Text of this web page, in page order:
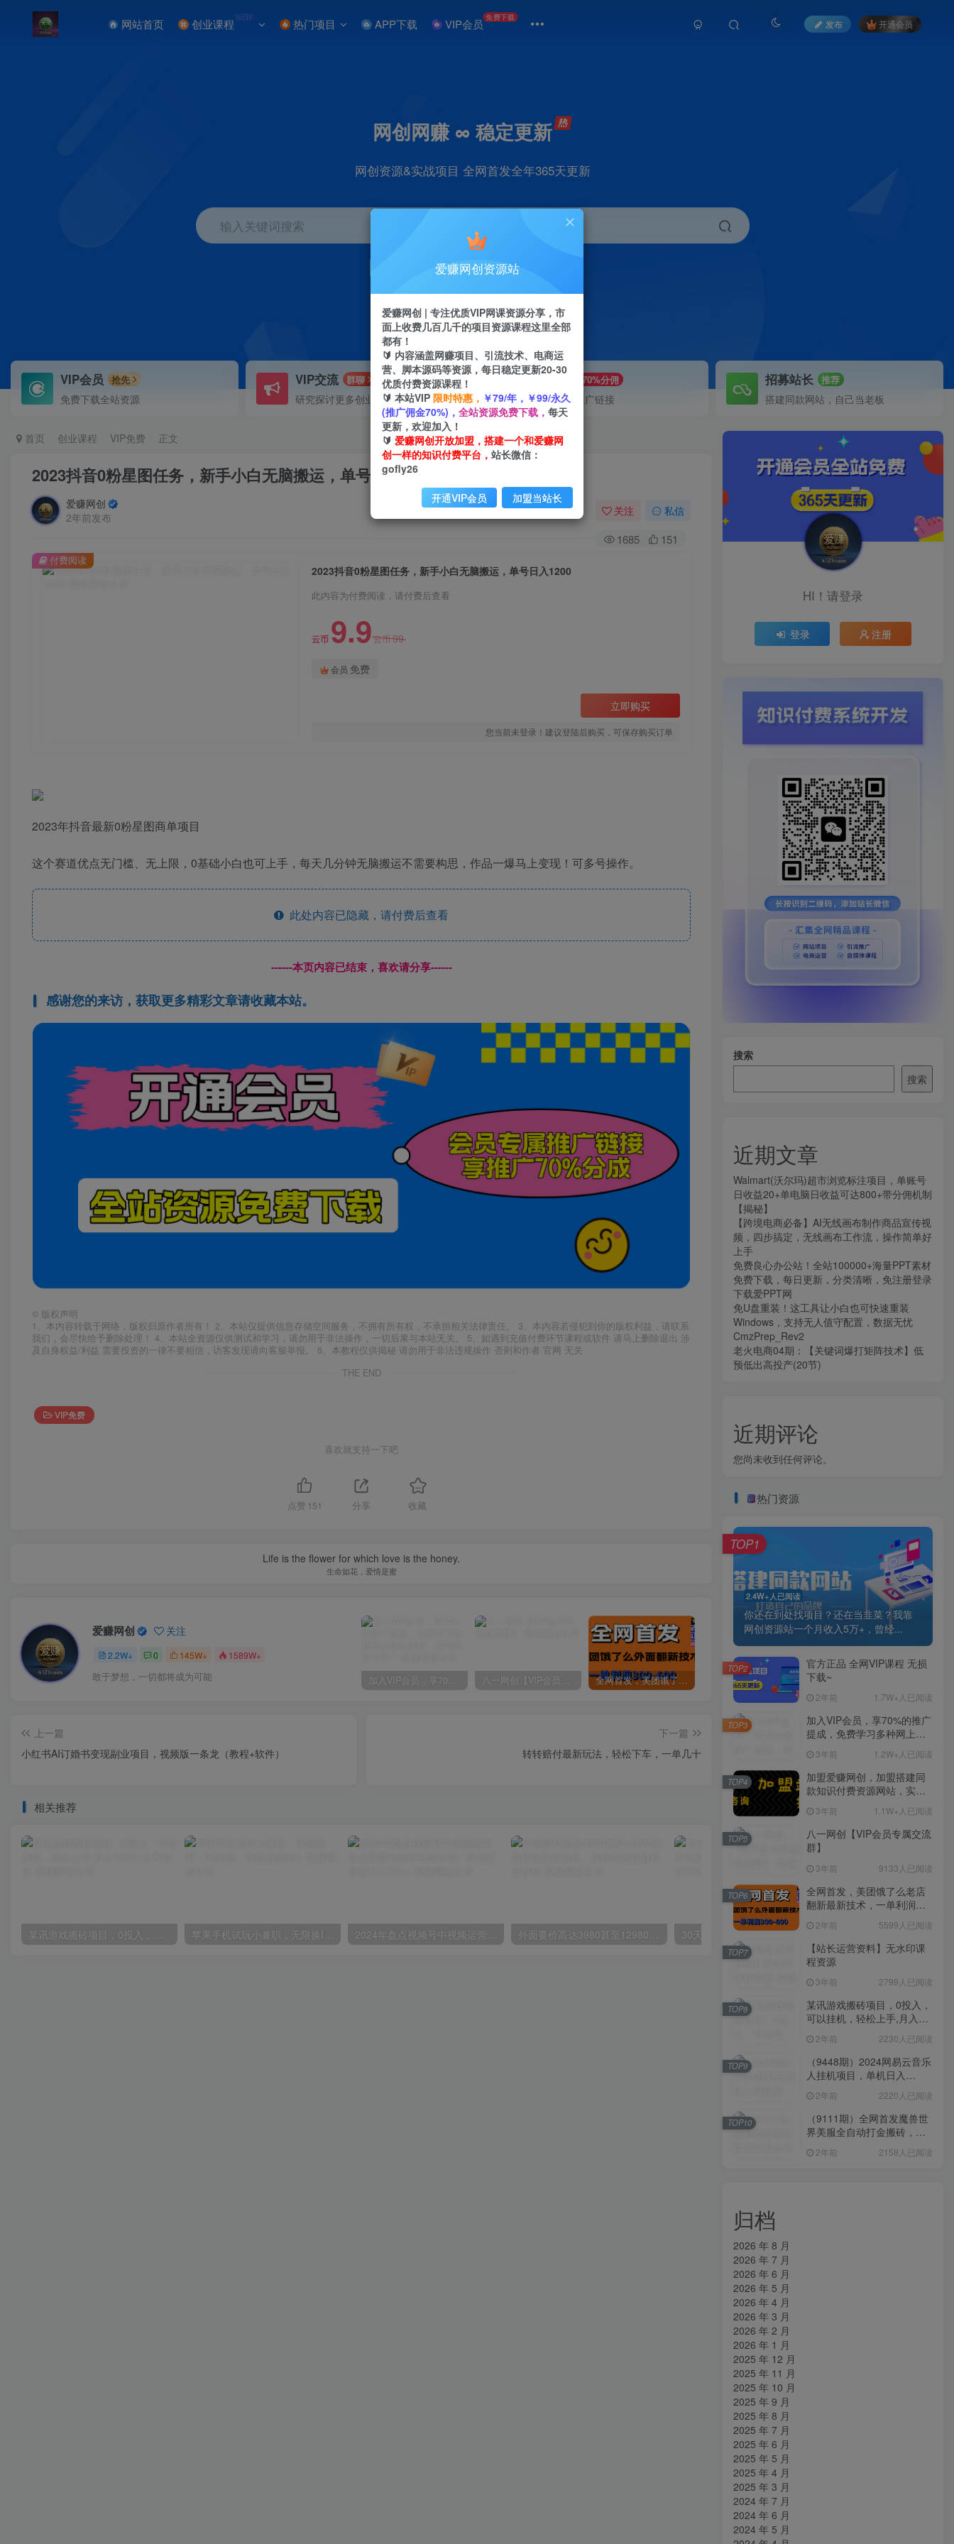
网站首页 创业课程 NEW 热门项目 APP下载 VIP会员 免费下载
发布 开通会员
网创网赚 ∞ 稳定更新
网创资源&实战项目 全网首发全年365天更新
输入关键词搜索
直播 剪辑 小红书
VIP会员 抢先
免费下载全站资源
VIP交流 群聊
研究探讨更多创业项目路子。
VIP推广 70%分佣
会员专属推广链接
招募站长 推荐
搭建同款网站，自己当老板
首页 创业课程 VIP免费 正文
2023抖音0粉星图任务，新手小白无脑搬运，单号日入1200
爱赚网创
2年前发布
关注 私信
1685 151
2023抖音0粉星图任务，新手小白无脑搬运，单号日入1200
此内容为付费阅读，请付费后查看
云币 9.9云币99
会员 免费
立即购买
您当前未登录！建议登陆后购买，可保存购买订单
付费阅读
2023年抖音最新0粉星图商单项目
这个赛道优点无门槛、无上限，0基础小白也可上手，每天几分钟无脑搬运不需要构思，作品一爆马上变现！可多号操作。
此处内容已隐藏，请付费后查看
------本页内容已结束，喜欢请分享------
感谢您的来访，获取更多精彩文章请收藏本站。
© 版权声明
1、本内容转载于网络，版权归原作者所有！ 2、本站仅提供信息存储空间服务，不拥有所有权，不承担相关法律责任。 3、本内容若侵犯到你的版权利益，请联系
我们，会尽快给予删除处理！ 4、本站全资源仅供测试和学习，请勿用于非法操作，一切后果与本站无关。 5、如遇到充值付费环节课程或软件 请马上删除退出 涉
及自身权益/利益 需要投资的一律不要相信，访客发现请向客服举报。 6、本教程仅供揭秘 请勿用于非法违规操作 否则和作者 官网 无关
THE END
VIP免费
喜欢就支持一下吧
点赞 151 分享 收藏
Life is the flower for which love is the honey.
生命如花，爱情是蜜
爱赚网创 关注
2.2W+ 0 145W+ 1589W+
敢于梦想，一切都将成为可能 加入VIP会员，享70%的推广提成，免费学习多种网上创业课程，菜鸟秒变大神！ 八一网创【VIP会员专属交流群】 全网首发，美团饿了么老店翻新最新技术，一单利润300-600 某讯游戏搬砖项目，0投入，可以挂机，轻松上手,月入3000+上不封顶
上一篇
小红书AI订婚书变现副业项目，视频版一条龙（教程+软件）
下一篇
转转赔付最新玩法，轻松下车，一单几十
相关推荐
某讯游戏搬砖项目，0投入，可以挂机，轻松上手,月入3000+上不封顶 苹果手机试玩小兼职，无限换ID，0本0撸，单机日撸30+ 2024年盘点视频号中视频运营，盘点视频号创作分成计划，快速过原创日入300+ 外面要价高达3980甚至12980的货拉拉搬运项目，保姆式教程解析全过程
HI！请登录
登录 注册
搜索
搜索
近期文章
Walmart(沃尔玛)超市浏览标注项目，单账号
日收益20+单电脑日收益可达800+带分佣机制
【揭秘】
【跨境电商必备】AI无线画布制作商品宣传视
频，四步搞定，无线画布工作流，操作简单好
上手
免费良心办公站！全站100000+海量PPT素材
免费下载，每日更新，分类清晰，免注册登录
下载爱PPT网
免U盘重装！这工具让小白也可快速重装
Windows，支持无人值守配置，数据无忧
CmzPrep_Rev2
老火电商04期：【关键词爆打矩阵技术】低
预低出高投产(20节)
近期评论
您尚未收到任何评论。
热门资源
2.4W+人已阅读
你还在到处找项目？还在当韭菜？我靠
网创资源站一个月收入5万+，曾经...
TOP1
官方正品 全网VIP课程 无损
下载~
2年前 1.7W+人已阅读
TOP2
加入VIP会员，享70%的推广
提成，免费学习多种网上创
3年前 1.2W+人已阅读
TOP3
加盟爱赚网创，加盟搭建同
款知识付费资源网站，实现
3年前 1.1W+人已阅读
TOP4
八一网创【VIP会员专属交流
群】
3年前 9133人已阅读
TOP5
全网首发，美团饿了么老店
翻新最新技术，一单利润
2年前 5599人已阅读
TOP6
【站长运营资料】无水印课
程资源
3年前 2799人已阅读
TOP7
某讯游戏搬砖项目，0投入，
可以挂机，轻松上手,月入
2年前 2230人已阅读
TOP8
（9448期）2024网易云音乐
人挂机项目，单机日入
2年前 2220人已阅读
TOP9
（9111期）全网首发魔兽世
界美服全自动打金搬砖，日
姆级教学
2年前 2158人已阅读
TOP10
归档
2026 年 8 月
2026 年 7 月
2026 年 6 月
2026 年 5 月
2026 年 4 月
2026 年 3 月
2026 年 2 月
2026 年 1 月
2025 年 12 月
2025 年 11 月
2025 年 10 月
2025 年 9 月
2025 年 8 月
2025 年 7 月
2025 年 6 月
2025 年 5 月
2025 年 4 月
2025 年 3 月
2024 年 7 月
2024 年 6 月
2024 年 5 月
爱赚网创资源站
爱赚网创 | 专注优质VIP网课资源分享，市
面上收费几百几千的项目资源课程这里全部
都有！
🔰 内容涵盖网赚项目、引流技术、电商运
营、脚本源码等资源，每日稳定更新20-30
优质付费资源课程！
🔰 本站VIP 限时特惠， ￥79/年，￥99/永久
(推广佣金70%)， 全站资源免费下载， 每天
更新，欢迎加入！
🔰 爱赚网创开放加盟，搭建一个和爱赚网
创一样的知识付费平台， 站长微信：
gofly26
开通VIP会员 加盟当站长